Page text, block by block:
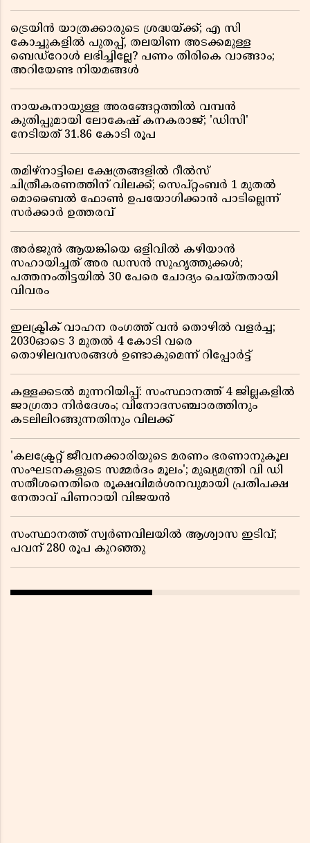
ട്രെയിൻ യാത്രക്കാരുടെ ശ്രദ്ധയ്ക്ക്; എ സി
കോച്ചുകളിൽ പുതപ്പ്, തലയിണ അടക്കമുള്ള
ബെഡ്റോൾ ലഭിച്ചില്ലേ? പണം തിരികെ വാങ്ങാം;
അറിയേണ്ട നിയമങ്ങൾ
നായകനായുള്ള അരങ്ങേറ്റത്തിൽ വമ്പൻ
കുതിപ്പുമായി ലോകേഷ് കനകരാജ്; 'ഡിസി'
നേടിയത് 31.86 കോടി രൂപ
തമിഴ്‌നാട്ടിലെ ക്ഷേത്രങ്ങളിൽ റീൽസ്
ചിത്രീകരണത്തിന് വിലക്ക്; സെപ്റ്റംബർ 1 മുതൽ
മൊബൈൽ ഫോൺ ഉപയോഗിക്കാൻ പാടില്ലെന്ന്
സർക്കാർ ഉത്തരവ്
അർജുൻ ആയങ്കിയെ ഒളിവിൽ കഴിയാൻ
സഹായിച്ചത് അര ഡസൻ സുഹൃത്തുക്കൾ;
പത്തനംതിട്ടയിൽ 30 പേരെ ചോദ്യം ചെയ്തതായി
വിവരം ​​​​​​​
ഇലക്ട്രിക് വാഹന രംഗത്ത് വൻ തൊഴിൽ വളർച്ച;
2030ഓടെ 3 മുതൽ 4 കോടി വരെ
തൊഴിലവസരങ്ങൾ ഉണ്ടാകുമെന്ന് റിപ്പോർട്ട്
കള്ളക്കടൽ മുന്നറിയിപ്പ്: സംസ്ഥാനത്ത് 4 ജില്ലകളിൽ
ജാഗ്രതാ നിർദേശം; വിനോദസഞ്ചാരത്തിനും
കടലിലിറങ്ങുന്നതിനും വിലക്ക്
'കലക്ട്രേറ്റ് ജീവനക്കാരിയുടെ മരണം ഭരണാനുകൂല
സംഘടനകളുടെ സമ്മർദം മൂലം'; മുഖ്യമന്ത്രി വി ഡി
സതീശനെതിരെ രൂക്ഷവിമർശനവുമായി പ്രതിപക്ഷ
നേതാവ് പിണറായി വിജയൻ
സംസ്ഥാനത്ത് സ്വര്‍ണവിലയില്‍ ആശ്വാസ ഇടിവ്;
പവന് 280 രൂപ കുറഞ്ഞു